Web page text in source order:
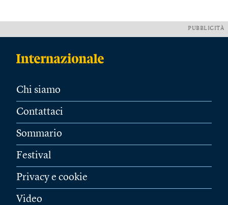
PUBBLICITÀ
Chi siamo
Contattaci
Sommario
Festival
Privacy e cookie
Video